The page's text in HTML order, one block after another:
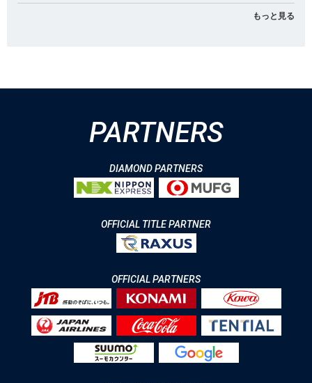
もっと見る
PARTNERS
DIAMOND PARTNERS
OFFICIAL TITLE PARTNER
OFFICIAL PARTNERS